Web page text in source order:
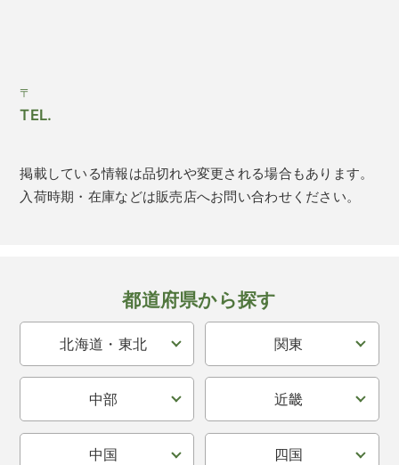
〒
TEL.
掲載している情報は品切れや変更される場合もあります。
入荷時期・在庫などは販売店へお問い合わせください。
都道府県から探す
北海道・東北 関東
中部 近畿
中国 四国